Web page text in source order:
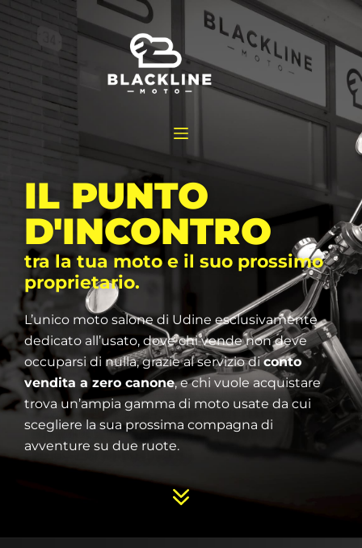
IL PUNTO
D'INCONTRO
tra la tua moto e il suo prossimo
proprietario.
L’unico moto salone di Udine esclusivamente
dedicato all’usato, dove chi vende non deve
occuparsi di nulla, grazie al servizio diconto
vendita a zero canone, e chi vuole acquistare
trova un’ampia gamma di moto usate da cui
scegliere la sua prossima compagna di
avventure su due ruote.